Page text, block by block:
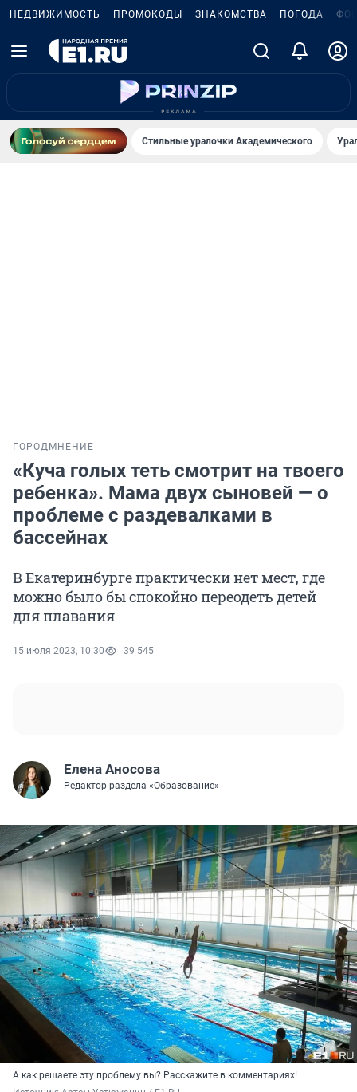
НЕДВИЖИМОСТЬ ПРОМОКОДЫ ЗНАКОМСТВА ПОГОДА
Стильные уралочки Академического
ГОРОД МНЕНИЕ
«Куча голых теть смотрит на твоего
ребенка». Мама двух сыновей — о
проблеме с раздевалками в
бассейнах
В Екатеринбурге практически нет мест, где
можно было бы спокойно переодеть детей
для плавания
15 июля 2023, 10:30 39 545
Елена Аносова
Редактор раздела «Образование»
А как решаете эту проблему вы? Расскажите в комментариях!